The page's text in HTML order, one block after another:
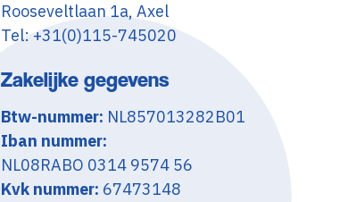
Rooseveltlaan 1a, Axel
Tel: +31(0)115-745020
Zakelijke gegevens
Btw-nummer: NL857013282B01
Iban nummer:
NL08RABO 0314 9574 56
Kvk nummer: 67473148